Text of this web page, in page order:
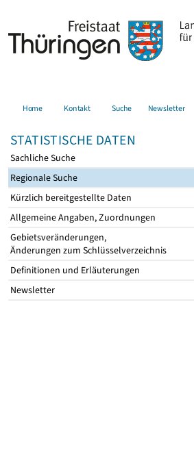
Home Kontakt Suche Newsletter
STATISTISCHE DATEN
Sachliche Suche
Regionale Suche
Kürzlich bereitgestellte Daten
Allgemeine Angaben, Zuordnungen
Gebietsveränderungen,
Änderungen zum Schlüsselverzeichnis
Definitionen und Erläuterungen
Newsletter